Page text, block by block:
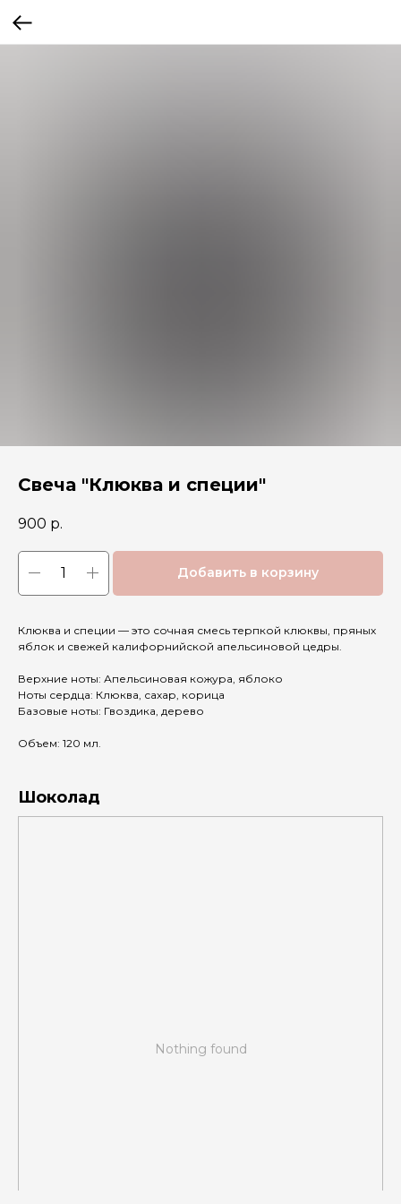
Свеча "Клюква и специи"
900 р.
Добавить в корзину
Клюква и специи — это сочная смесь терпкой клюквы, пряных
яблок и свежей калифорнийской апельсиновой цедры.
Верхние ноты: Апельсиновая кожура, яблоко
Ноты сердца: Клюква, сахар, корица
Базовые ноты: Гвоздика, дерево
Объем: 120 мл.
Шоколад
Nothing found